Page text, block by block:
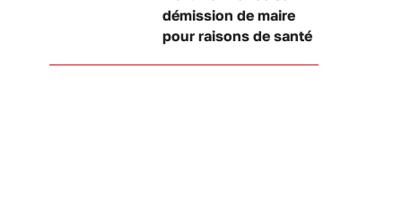
démission de maire
pour raisons de santé